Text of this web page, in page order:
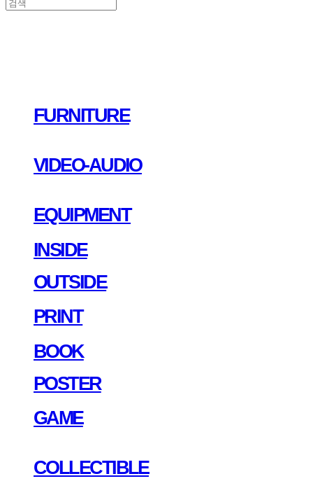
FURNITURE
VIDEO-AUDIO
EQUIPMENT
INSIDE
OUTSIDE
PRINT
BOOK
POSTER
GAME
COLLECTIBLE